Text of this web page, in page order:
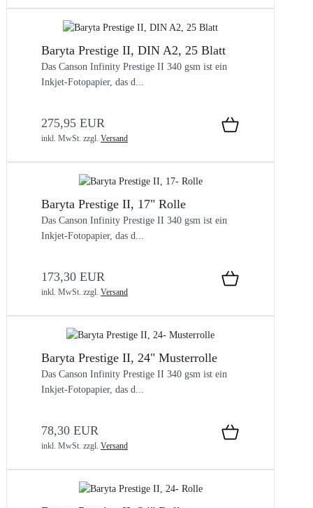
Baryta Prestige II, DIN A2, 25 Blatt
Das Canson Infinity Prestige II 340 gsm ist ein
Inkjet-Fotopapier, das d...
275,95 EUR
inkl. MwSt. zzgl. Versand
Baryta Prestige II, 17" Rolle
Das Canson Infinity Prestige II 340 gsm ist ein
Inkjet-Fotopapier, das d...
173,30 EUR
inkl. MwSt. zzgl. Versand
Baryta Prestige II, 24" Musterrolle
Das Canson Infinity Prestige II 340 gsm ist ein
Inkjet-Fotopapier, das d...
78,30 EUR
inkl. MwSt. zzgl. Versand